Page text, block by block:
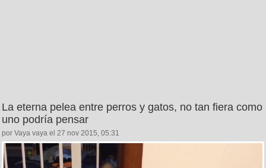
La eterna pelea entre perros y gatos, no tan fiera como
uno podría pensar
por Vaya vaya el 27 nov 2015, 05:31